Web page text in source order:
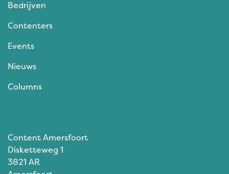
Bedrijven
Contenters
Events
Nieuws
Columns
Content Amersfoort
Disketteweg 1
3821 AR